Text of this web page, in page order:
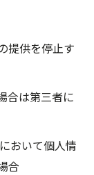
提供を停止す
合は第三者に
おいて個人情
合